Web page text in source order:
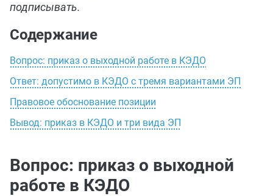
подписывать.
Содержание
Вопрос: приказ о выходной работе в КЭДО
Ответ: допустимо в КЭДО с тремя вариантами ЭП
Правовое обоснование позиции
Вывод: приказ в КЭДО и три вида ЭП
Вопрос: приказ о выходной
работе в КЭДО